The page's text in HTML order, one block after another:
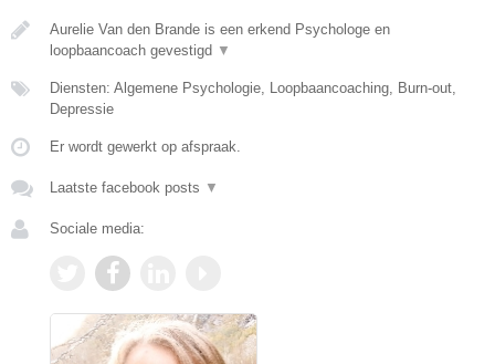
Aurelie Van den Brande is een erkend Psychologe en
loopbaancoach gevestigd ▼
Diensten: Algemene Psychologie, Loopbaancoaching, Burn-out,
Depressie
Er wordt gewerkt op afspraak.
Laatste facebook posts ▼
Sociale media: